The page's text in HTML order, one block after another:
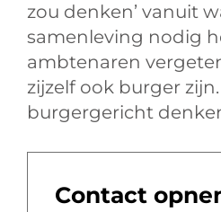
zou denken’ vanuit
samenleving nodig
ambtenaren
zijzelf ook burger
burgergericht
Contact